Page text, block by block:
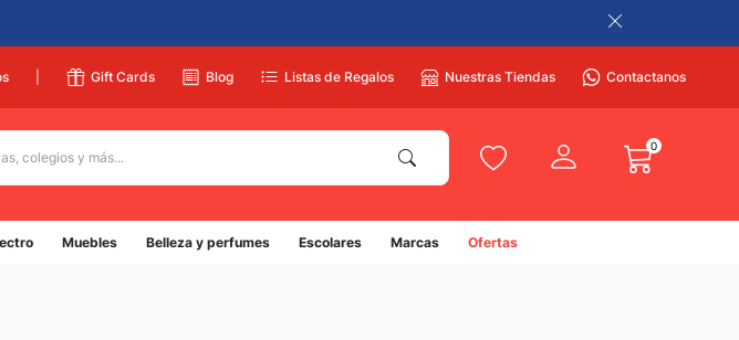
Gift Cards Blog Listas de Regalos Nuestras Tiendas Contactanos
colegios y más... 0
Muebles Belleza y perfumes Escolares Marcas Ofertas